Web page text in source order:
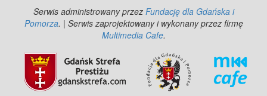
Serwis administrowany przez Fundację dla Gdańska i
Pomorza. | Serwis zaprojektowany i wykonany przez firmę
Multimedia Cafe.